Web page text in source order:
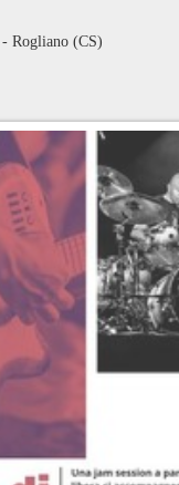
Rogliano (CS)